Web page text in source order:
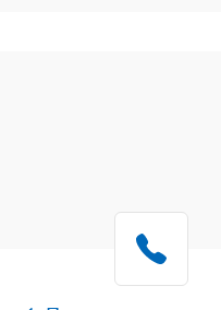
Система охлаждения